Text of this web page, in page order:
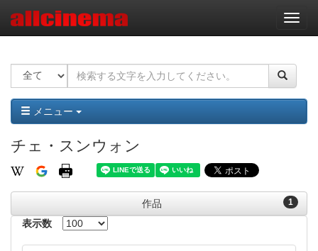
ナ
ビ
ー
ョ
ン
メニュー
チェ・スンウォン
1
作品
表示数